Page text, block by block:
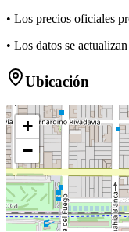
• Los precios oficiales
• Los datos se
Ubicación
+
−